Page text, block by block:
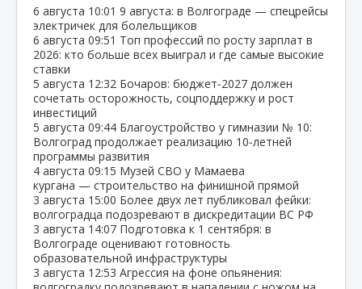
6 августа 10:01 9 августа: в Волгограде — спецрейсы
электричек для болельщиков
6 августа 09:51 Топ профессий по росту зарплат в
2026: кто больше всех выиграл и где самые высокие
ставки
5 августа 12:32 Бочаров: бюджет‑2027 должен
сочетать осторожность, соцподдержку и рост
инвестиций
5 августа 09:44 Благоустройство у гимназии № 10:
Волгоград продолжает реализацию 10‑летней
программы развития
4 августа 09:15 Музей СВО у Мамаева
кургана — строительство на финишной прямой
3 августа 15:00 Более двух лет публиковал фейки:
волгоградца подозревают в дискредитации ВС РФ
3 августа 14:07 Подготовка к 1 сентября: в
Волгограде оценивают готовность
образовательной инфраструктуры
3 августа 12:53 Агрессия на фоне опьянения: